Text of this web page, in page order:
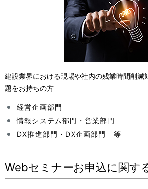
建設業界における現場や社内の残業時間削減
題をお持ちの方
経営企画部門
情報システム部門・営業部門
DX推進部門・DX企画部門 等
Webセミナーお申込に関す